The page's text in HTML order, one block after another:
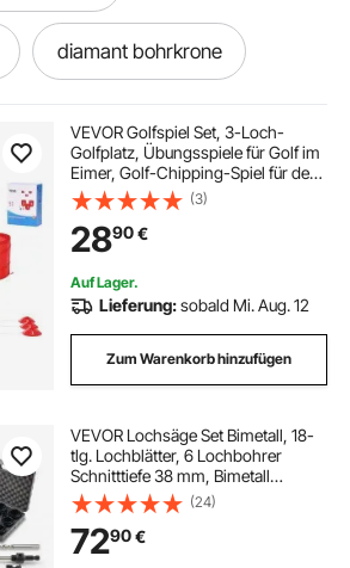
diamant bohrkrone
set fliesen
set lochsäge set bimetall
bohrkronen
fliesen
pvc holz lochsägensatz
VEVOR Golfspiel Set, 3-Loch-
Golfplatz, Übungsspiele für Golf im
Eimer, Golf-Chipping-Spiel für den
Außenbereich, tragbares Outdoor-
Golfspiel für Rasen, Hof, Camping,
Park, Strand
(3)
2890€
Auf Lager.
Lieferung:sobald Mi. Aug. 12
Zum Warenkorb hinzufügen
VEVOR Lochsäge Set Bimetall, 18-
tlg. Lochblätter, 6 Lochbohrer
Schnitttiefe 38 mm, Bimetall
Lochsägensatz Bohrmaschine
Zubehör, Profi Lochsägen zum
Bohren von Holz, Eisen, Kunststoff
und PVC usw.
(24)
7290€